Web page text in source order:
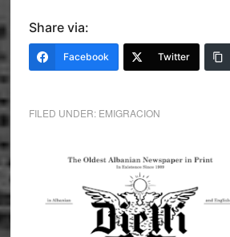
Share via:
Facebook Twitter
FILED UNDER: EMIGRACION